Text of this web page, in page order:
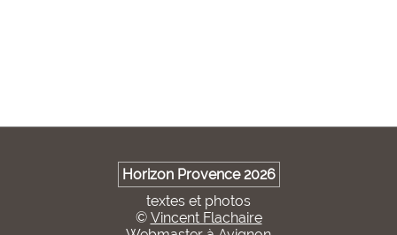
Horizon Provence 2026
textes et photos
© Vincent Flachaire